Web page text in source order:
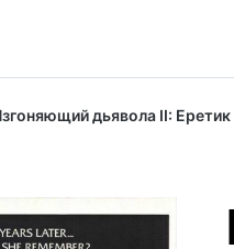
дьявола II: Еретик